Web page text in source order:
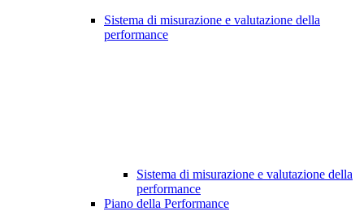
Sistema di misurazione e valutazione della
performance
Sistema di misurazione e valutazione della
performance
Piano della Performance